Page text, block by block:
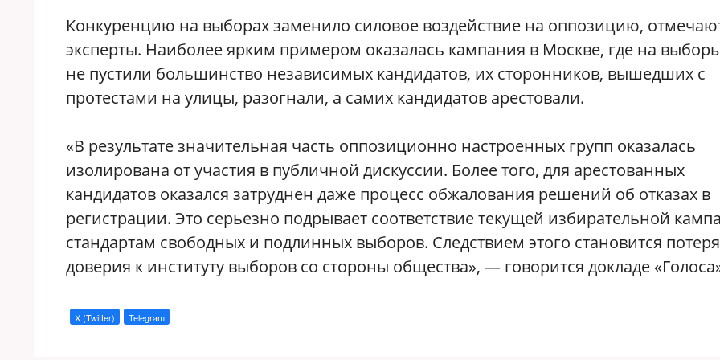
Конкуренцию на выборах заменило силовое воздействие на оппозицию,
эксперты. Наиболее ярким примером оказалась кампания в Москве, где на
не пустили большинство независимых кандидатов, их сторонников, вышедших с
протестами на улицы, разогнали, а самих кандидатов арестовали.
«В результате значительная часть оппозиционно настроенных групп оказалась
изолирована от участия в публичной дискуссии. Более того, для арестованных
кандидатов оказался затруднен даже процесс обжалования решений об отказах в
регистрации. Это серьезно подрывает соответствие текущей избирательной
стандартам свободных и подлинных выборов. Следствием этого становится потеря
доверия к институту выборов со стороны общества», — говорится докладе
X (Twitter) Telegram